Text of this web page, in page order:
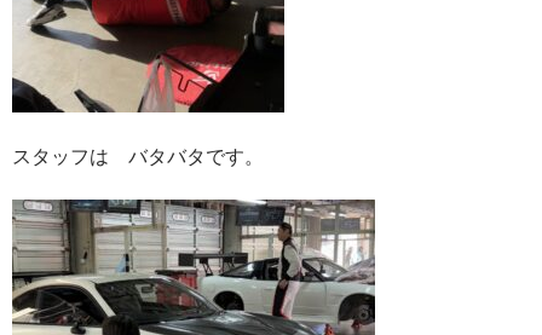
スタッフは バタバタです。